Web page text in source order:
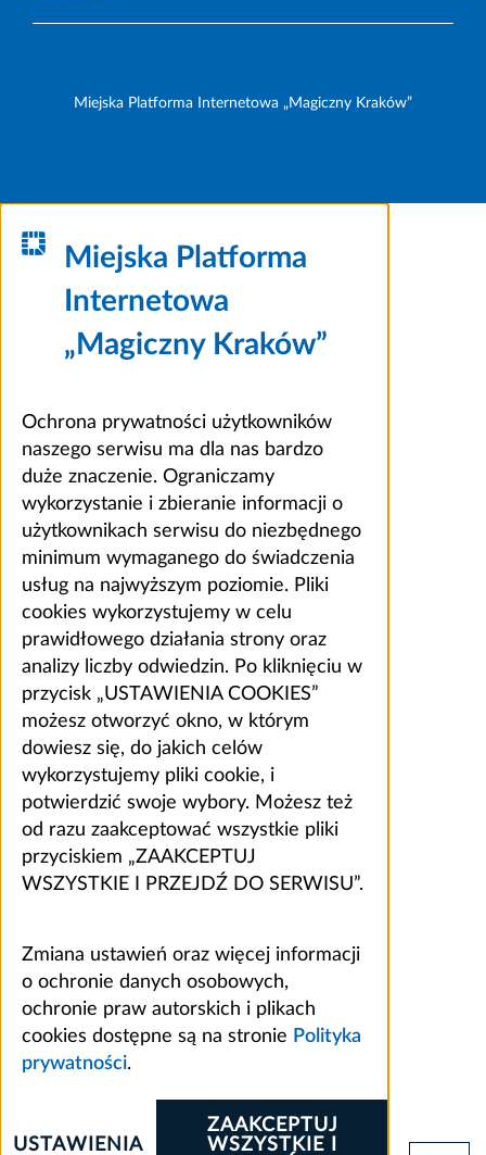
Miejska Platforma Internetowa „Magiczny Kraków”
Miejska Platforma
Internetowa
„Magiczny Kraków”
Ochrona prywatności użytkowników
naszego serwisu ma dla nas bardzo
duże znaczenie. Ograniczamy
wykorzystanie i zbieranie informacji o
użytkownikach serwisu do niezbędnego
minimum wymaganego do świadczenia
usług na najwyższym poziomie. Pliki
cookies wykorzystujemy w celu
prawidłowego działania strony oraz
analizy liczby odwiedzin. Po kliknięciu w
przycisk „USTAWIENIA COOKIES”
możesz otworzyć okno, w którym
dowiesz się, do jakich celów
wykorzystujemy pliki cookie, i
potwierdzić swoje wybory. Możesz też
od razu zaakceptować wszystkie pliki
przyciskiem „ZAAKCEPTUJ
WSZYSTKIE I PRZEJDŹ DO SERWISU”.
Zmiana ustawień oraz więcej informacji
o ochronie danych osobowych,
ochronie praw autorskich i plikach
cookies dostępne są na stronie Polityka
prywatności.
ZAAKCEPTUJ
WSZYSTKIE I
USTAWIENIA